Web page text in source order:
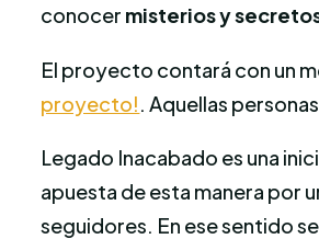
conocer misterios y
El proyecto contará con un
proyecto!. Aquellas
Legado Inacabado es una
apuesta de esta manera por
seguidores. En ese sentido